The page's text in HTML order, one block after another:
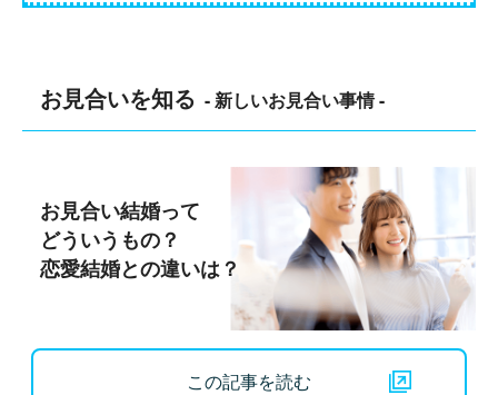
お見合いを知る - 新しいお見合い事情 -
お見合い結婚って
どういうもの？
恋愛結婚との違いは？
この記事を読む